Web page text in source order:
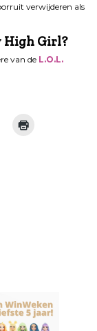
verwijderen als
High Girl?
van de L.O.L.